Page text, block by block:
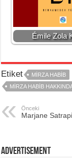
Émile Zola
Etiket MIRZA HABIB
MIRZA HABIB
Önceki
Marjane
Advertisement